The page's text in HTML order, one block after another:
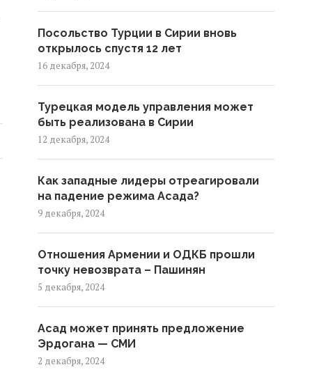
Посольство Турции в Сирии вновь
открылось спустя 12 лет
16 декабря, 2024
Турецкая модель управления может
быть реализована в Сирии
12 декабря, 2024
Как западные лидеры отреагировали
на падение режима Асада?
9 декабря, 2024
Отношения Армении и ОДКБ прошли
точку невозврата – Пашинян
5 декабря, 2024
Асад может принять предложение
Эрдогана — СМИ
2 декабря, 2024